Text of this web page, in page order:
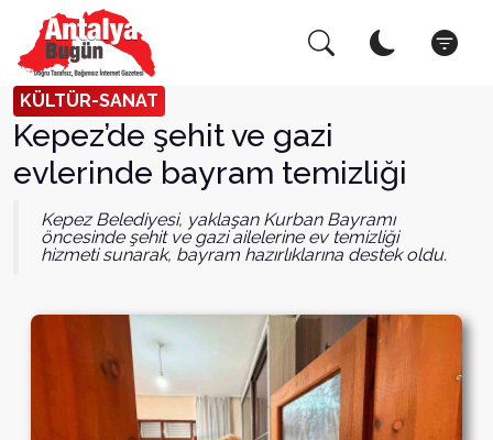
KÜLTÜR-SANAT
Kepez’de şehit ve gazi
evlerinde bayram temizliği
Kepez Belediyesi, yaklaşan Kurban Bayramı
öncesinde şehit ve gazi ailelerine ev temizliği
hizmeti sunarak, bayram hazırlıklarına destek oldu.
Arama Yap! Kapat